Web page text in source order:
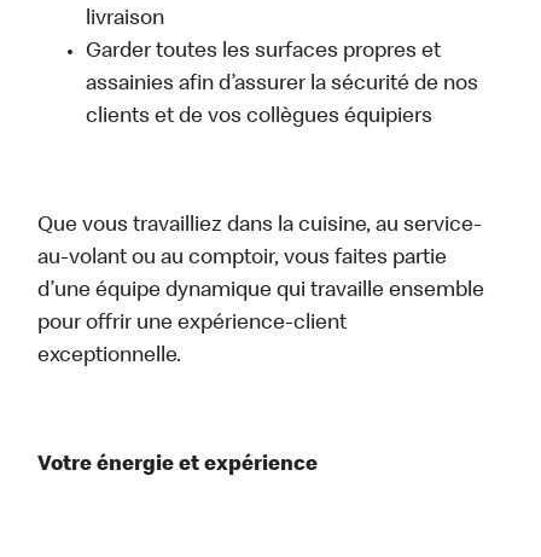
livraison
Garder toutes les surfaces propres et
assainies afin d’assurer la sécurité de nos
clients et de vos collègues équipiers
Que vous travailliez dans la cuisine, au service-
au-volant ou au comptoir, vous faites partie
d’une équipe dynamique qui travaille ensemble
pour offrir une expérience-client
exceptionnelle.
Votre énergie et expérience